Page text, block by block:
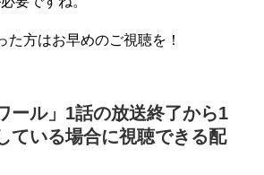
た方はお早めのご視聴を！
ール」1話の放送終了から1
ている場合に視聴できる配